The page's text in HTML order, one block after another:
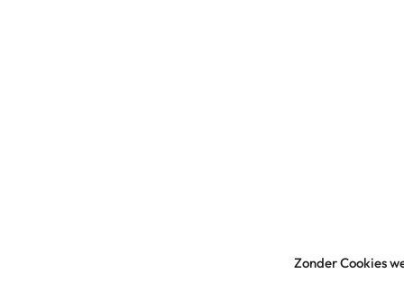
Zonder Cookies